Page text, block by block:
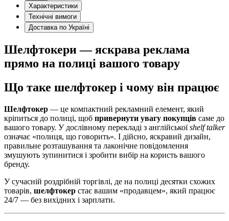
Характеристики
Технічні вимоги
Доставка по Україні
Шелфтокери — яскрава реклама
прямо на полиці вашого товару
Що таке шелфтокер і чому він працює
Шелфтокер — це компактний рекламний елемент, який
кріпиться до полиці, щоб привернути увагу покупців саме до
вашого товару. У дослівному перекладі з англійськоїshelf talker
означає «полиця, що говорить». І дійсно, яскравий дизайн,
правильне розташування та лаконічне повідомлення
змушують зупинитися і зробити вибір на користь вашого
бренду.
У сучасній роздрібній торгівлі, де на полиці десятки схожих
товарів, шелфтокер стає вашим «продавцем», який працює
24/7 — без вихідних і зарплати.